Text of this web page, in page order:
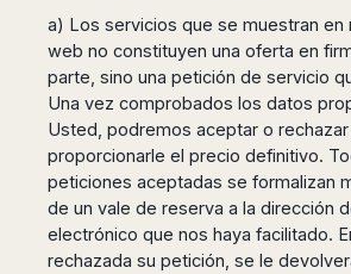
Surat
Trivandrum
Udapuir
Vadodara
Varanasi
Perú
Lima
Cusco
a) Los servicios que se muestran en
web no constituyen una oferta en
parte, sino una petición de servicio
Una vez comprobados los datos
Usted, podremos aceptar o
proporcionarle el precio definitivo.
peticiones aceptadas se formalizan
de un vale de reserva a la dirección
electrónico que nos haya facilitado.
rechazada su petición, se le